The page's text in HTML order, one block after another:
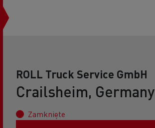
ROLL Truck Service GmbH
Crailsheim, Germany
Zamknięte